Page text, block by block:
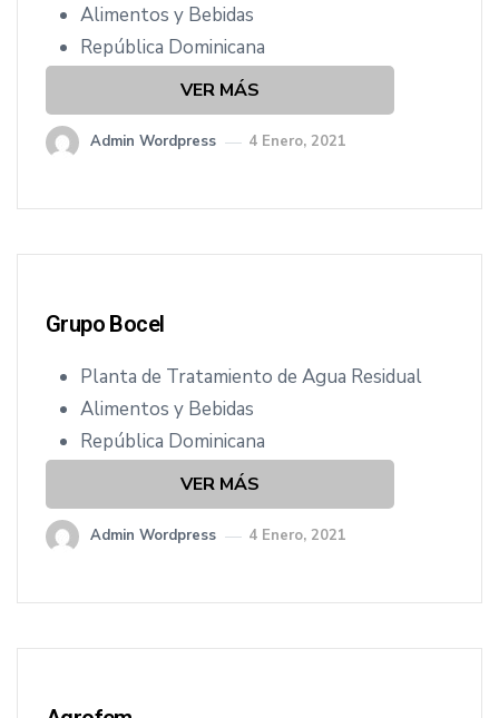
Alimentos y Bebidas
República Dominicana
VER MÁS
Admin Wordpress 4 Enero, 2021
Grupo Bocel
Planta de Tratamiento de Agua Residual
Alimentos y Bebidas
República Dominicana
VER MÁS
Admin Wordpress 4 Enero, 2021